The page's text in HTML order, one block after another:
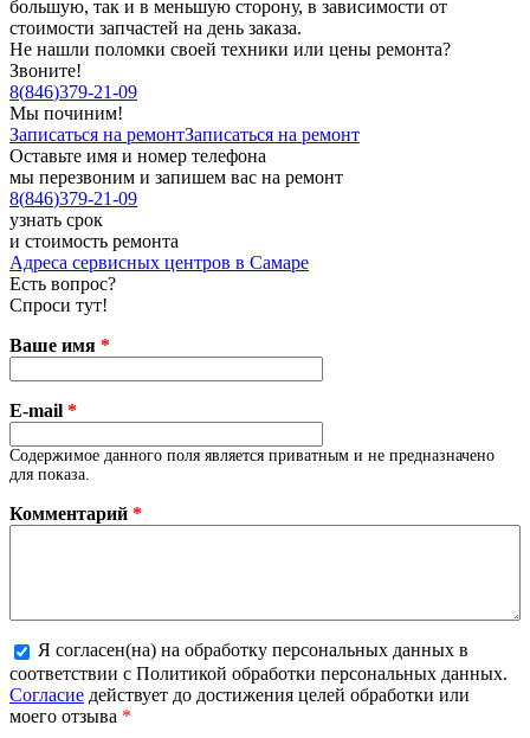
большую, так и в меньшую сторону, в зависимости от
стоимости запчастей на день заказа.
Не нашли поломки своей техники или цены ремонта?
Звоните!
8(846)379-21-09
Мы починим!
Записаться на ремонтЗаписаться на ремонт
Оставьте имя и номер телефона
мы перезвоним и запишем вас на ремонт
8(846)379-21-09
узнать срок
и стоимость ремонта
Адреса сервисных центров в Самаре
Есть вопрос?
Спроси тут!
Ваше имя *
E-mail *
Содержимое данного поля является приватным и не предназначено
для показа.
Комментарий *
Более подробная информация о текстовых форматах
Я согласен(на) на обработку персональных данных в
соответствии с Политикой обработки персональных данных.
Согласие действует до достижения целей обработки или
моего отзыва *